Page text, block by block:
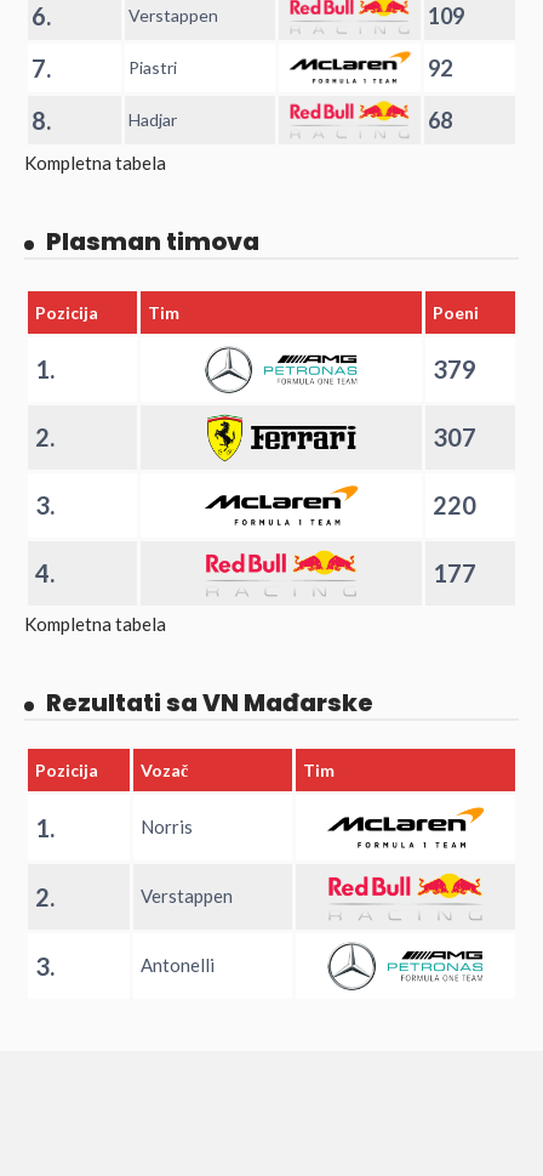
6. Verstappen 109
7. Piastri 92
8. Hadjar 68
Kompletna tabela
Plasman timova
Pozicija Tim Poeni
1. 379
2. 307
3. 220
4. 177
Kompletna tabela
Rezultati sa VN Mađarske
Pozicija Vozač Tim
1. Norris
2. Verstappen
3. Antonelli